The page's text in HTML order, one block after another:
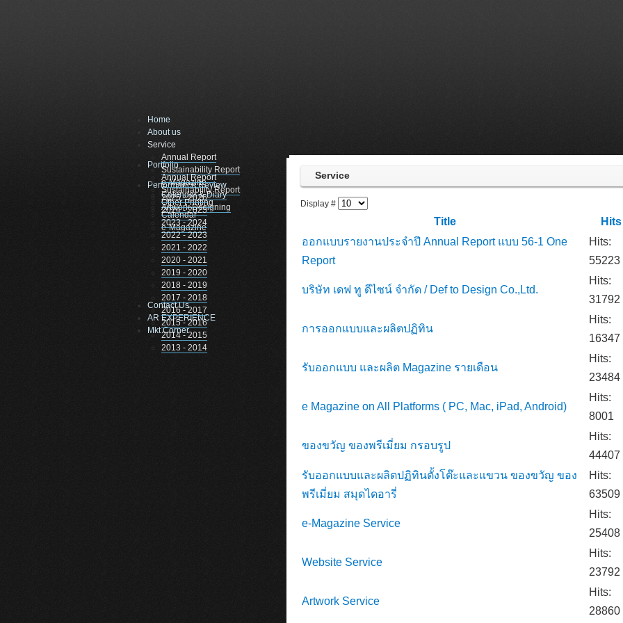
Home
About us
Service
Annual Report
Sustainability Report
e-Magazine
Calendar & Diary
Artwork Designing
Portfolio
Annual Report
Sustainability Report
Other Printing
Calendar
e-Magazine
Performance Review
2025 - 2026
2024 - 2025
2023 - 2024
2022 - 2023
2021 - 2022
2020 - 2021
2019 - 2020
2018 - 2019
2017 - 2018
2016 - 2017
2015 - 2016
2014 - 2015
2013 - 2014
Contact Us
AR EXPERIENCE
Mkt Corner
Service
Display #
Title
Hits
ออกแบบรายงานประจำปี Annual Report แบบ 56-1 One
Report
Hits:
55223
บริษัท เดฟ ทู ดีไซน์ จำกัด / Def to Design Co.,Ltd.
Hits:
31792
การออกแบบและผลิตปฏิทิน
Hits:
16347
รับออกแบบ และผลิต Magazine รายเดือน
Hits:
23484
e Magazine on All Platforms ( PC, Mac, iPad, Android)
Hits:
8001
ของขวัญ ของพรีเมี่ยม กรอบรูป
Hits:
44407
รับออกแบบและผลิตปฏิทินตั้งโต๊ะและแขวน ของขวัญ ของ
พรีเมี่ยม สมุดไดอารี่
Hits:
63509
e-Magazine Service
Hits:
25408
Website Service
Hits:
23792
Artwork Service
Hits:
28860